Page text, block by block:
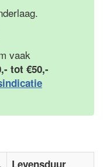
vaak
tot €50,-